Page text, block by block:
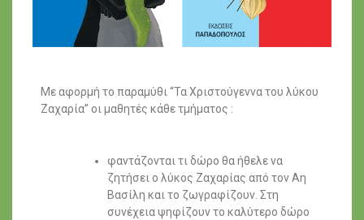
Με αφορμή το παραμύθι “Τα Χριστούγεννα του λύκου
Ζαχαρία” οι μαθητές κάθε τμήματος :
φαντάζονται τι δώρο θα ήθελε να
ζητήσει ο λύκος Ζαχαρίας από τον Αη
Βασίλη και το ζωγραφίζουν. Στη
συνέχεια ψηφίζουν το καλύτερο δώρο